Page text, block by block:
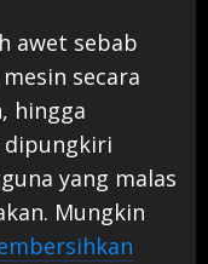
awet sebab
secara
hingga
dipungkiri
yang malas
Mungkin